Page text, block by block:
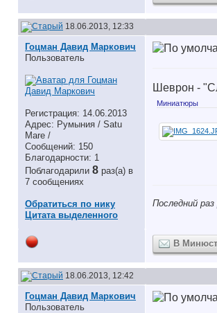
18.06.2013, 12:33
Гоцман Давид Маркович
Пользователь
Регистрация: 14.06.2013
Адрес: Румыния / Satu
Mare /
Сообщений: 150
Благодарности: 1
Поблагодарили 8 раз(а) в
7 сообщениях
Обратиться по нику
Цитата выделенного
Шеврон -
Миниатюры
Последний
В Минюст
18.06.2013, 12:42
Гоцман Давид Маркович
Пользователь